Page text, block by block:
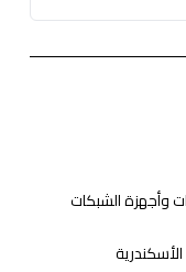
وأجهزة الشبكات